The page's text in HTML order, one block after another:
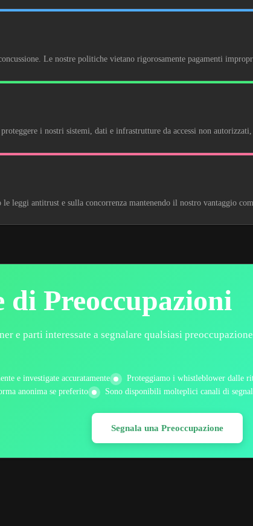
Le nostre politiche vietano rigorosamente pagamenti
i nostri sistemi, dati e infrastrutture da accessi non
leggi antitrust e sulla concorrenza mantenendo il nostro vantaggio
di Preoccupazioni
e parti interessate a segnalare qualsiasi
e investigate accuratamente
Proteggiamo i whistleblower dalle
anonima se preferito
Sono disponibili molteplici canali di
Segnala una Preoccupazione